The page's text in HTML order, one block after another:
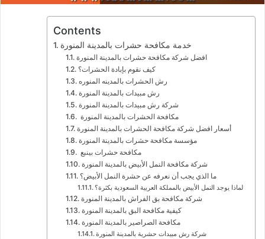
Contents
خدمة مكافحة حشرات بالمدينة المنورة
افضل شركة مكافحة حشرات بالمدينة المنورة
كيف نقوم بإبادة الحشرات؟
رش الحشرات بالمدينه المنوره
رش مبيدات بالمدينة المنورة
شركة رش مبيدات بالمدينة المنورة
مكافحة الحشرات بالمدينة المنورة
أسعار افضل شركة مكافحة الحشرات بالمدينة المنورة
مؤسسة مكافحة حشرات بالمدينة المنورة
مكافحة حشرات بينبع
شركة مكافحة النمل الأبيض بالمدينة المنورة
ما الذي يجب أن نعرفه عن حشرة النمل الأبيض؟
لماذا يوجد النمل الأبيض بالمملكة العربية السعودية بكثرة؟
شركة مكافحة بق الفراش بالمدينة المنورة
كيفية مكافحة البق بالمدينة المنورة
مكافحة الصراصير بالمدينة المنورة
شركة رش مبيدات حشرية بالمدينة المنورة